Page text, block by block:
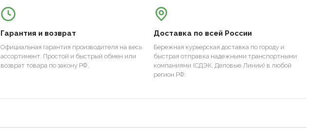
Гарантия и возврат
Официальная гарантия производителя на весь
ассортимент. Простой и быстрый обмен или
возврат товара по закону РФ.
Доставка по всей России
Бережная курьерская доставка по городу и
быстрая отправка надежными транспортными
компаниями (СДЭК, Деловые Линии) в любой
регион РФ.